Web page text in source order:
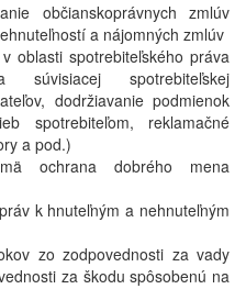
občianskoprávnych zmlúv
a nájomných zmlúv
oblasti spotrebiteľského práva
spotrebiteľskej
dodržiavanie podmienok
spotrebiteľom, reklamačné
a pod.)
ochrana dobrého mena
k hnuteľným a nehnuteľným
zo zodpovednosti za vady
za škodu spôsobenú na